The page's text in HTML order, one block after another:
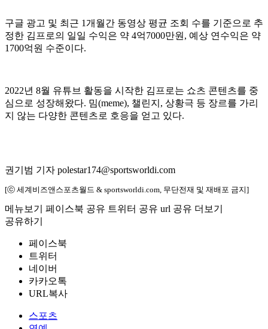
구글 광고 및 최근 1개월간 동영상 평균 조회 수를 기준으로 추
정한 김프로의 일일 수익은 약 4억7000만원, 예상 연수익은 약
1700억원 수준이다.
2022년 8월 유튜브 활동을 시작한 김프로는 쇼츠 콘텐츠를 중
심으로 성장해왔다. 밈(meme), 챌린지, 상황극 등 장르를 가리
지 않는 다양한 콘텐츠로 호응을 얻고 있다.
권기범 기자 polestar174@sportsworldi.com
[ⓒ 세계비즈앤스포츠월드 & sportsworldi.com, 무단전재 및 재배포 금지]
메뉴보기 페이스북 공유 트위터 공유 url 공유 더보기
공유하기
페이스북
트위터
네이버
카카오톡
URL복사
스포츠